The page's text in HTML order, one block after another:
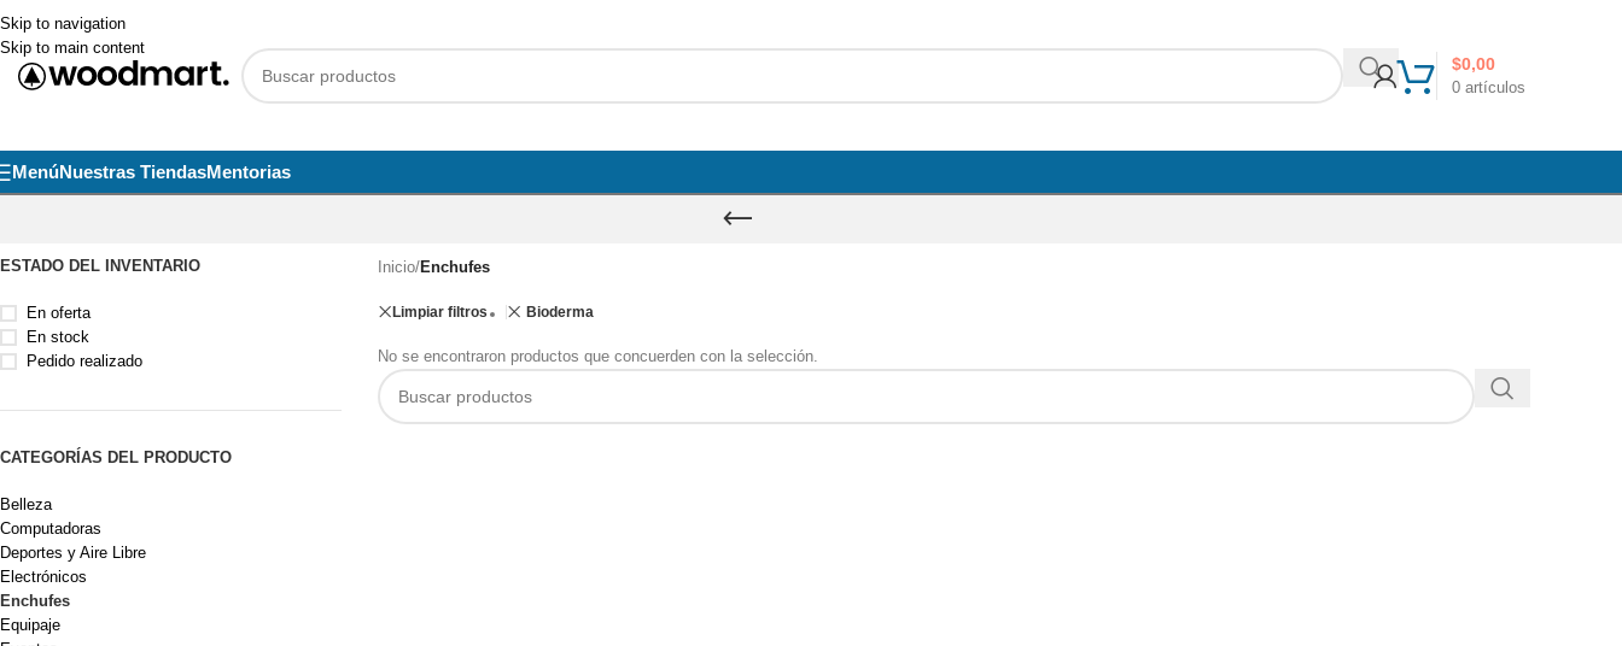
Skip to navigation
Skip to main content
0artículos
$0,00
MenúNuestras TiendasMentorias
ESTADO DEL INVENTARIO
En oferta
En stock
Pedido realizado
CATEGORÍAS DEL PRODUCTO
Belleza
Computadoras
Deportes y Aire Libre
Electrónicos
Enchufes
Equipaje
Inicio/Enchufes
Limpiar filtros Bioderma
No se encontraron productos que concuerden con la selección.